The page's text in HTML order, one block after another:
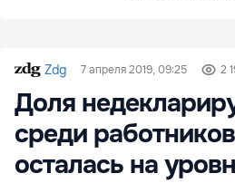
Zdg 7 апреля 2019, 09:25 2
Доля
среди
осталась на